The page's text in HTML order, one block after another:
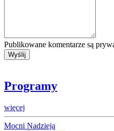
Publikowane komentarze są
Programy
więcej
Mocni Nadzieją